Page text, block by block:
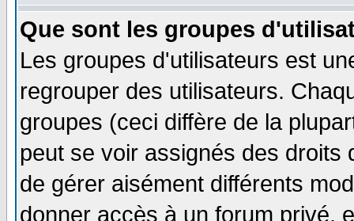
Que sont les groupes
Les groupes d'utilisateurs est
regrouper des utilisateurs.
groupes (ceci diffère de la
peut se voir assignés des
de gérer aisément différents
donner accès à un forum privé,